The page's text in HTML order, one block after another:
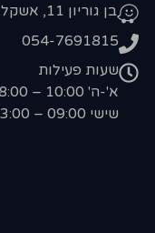
בן גוריון 11, אשקלון
054-7691815
שעות פעילות
א'-ה' 10:00 – 18:00
שישי 09:00 – 13:00